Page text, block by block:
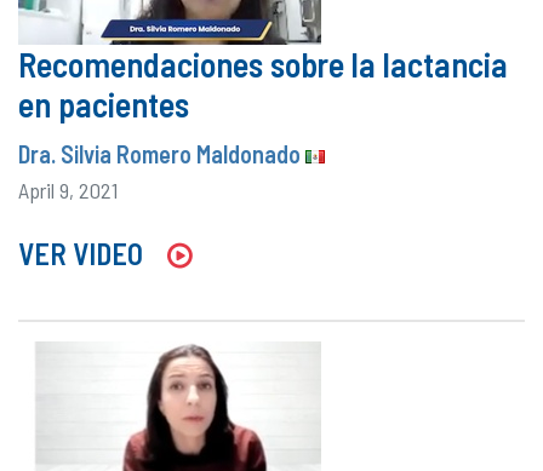
Recomendaciones sobre la lactancia
en pacientes
Dra. Silvia Romero Maldonado
April 9, 2021
VER VIDEO